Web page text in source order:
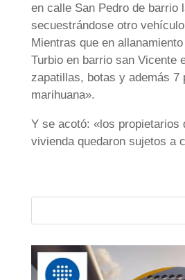
en calle San Pedro de barrio
secuestrándose otro
Mientras que en
Turbio en barrio san Vicente
zapatillas, botas y además 7
marihuana».
Y se acotó: «los propietarios
vivienda quedaron sujetos a